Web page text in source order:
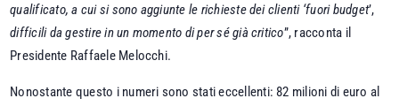
qualificato, a cui si sono aggiunte le richieste dei clienti ‘fuori budget’,
difficili da gestire in un momento di per sé già critico”, racconta il
Presidente Raffaele Melocchi.
Nonostante questo i numeri sono stati eccellenti: 82 milioni di euro al